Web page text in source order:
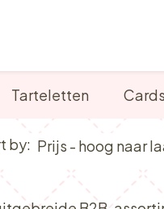
Tarteletten Cards
by: Prijs - hoog naar